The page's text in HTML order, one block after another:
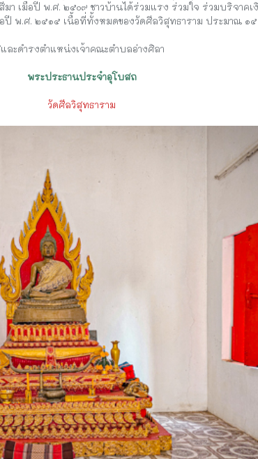
า เมื่อปี พ.ศ. ๒๕๐๙ ชาวบ้านได้ร่วมแรง ร่วมใจ ร่วมบริจาค
พ.ศ. ๒๕๑๕ เนื้อที่ทั้งหมดของวัดศีลวิสุทธาราม ประมาณ ๑๕
และดำรงตำแหน่งเจ้าคณะตำบลอ่างศิลา
พระประธานประจำอุโบสถ
วัดศีลวิสุทธาราม